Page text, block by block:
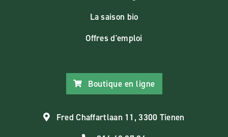
La saison bio
Offres d'emploi
Boutique en ligne
Fred Chaffartlaan 11, 3300 Tienen